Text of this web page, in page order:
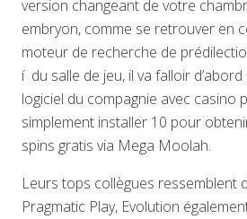
version changeant de votre
embryon, comme se retrouver en
moteur de recherche de
í du salle de jeu, il va falloir
logiciel du compagnie avec casino
simplement installer 10 pour
spins gratis via Mega Moolah.
Leurs tops collègues ressemblent
Pragmatic Play, Evolution